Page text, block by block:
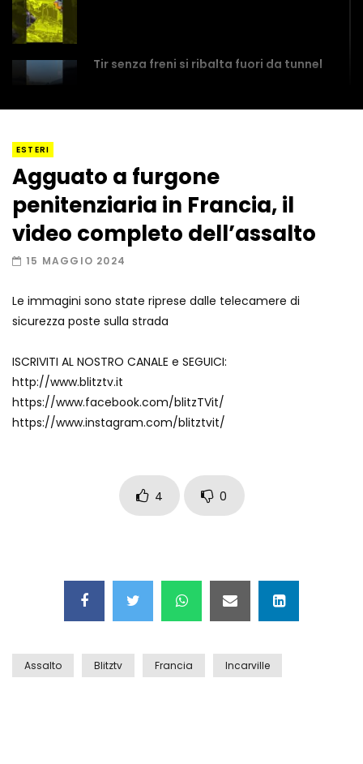
Tir senza freni si ribalta fuori da tunnel
Amiocuggino fa saltare in aria il drone
Record di baci in 30 secondi
Due navi USA si scontrano in mare
incidente
ESTERI
Agguato a furgone
penitenziaria in Francia, il
video completo dell’assalto
15 MAGGIO 2024
Le immagini sono state riprese dalle telecamere di
sicurezza poste sulla strada
ISCRIVITI AL NOSTRO CANALE e SEGUICI:
http://www.blitztv.it
https://www.facebook.com/blitzTVit/
https://www.instagram.com/blitztvit/
4 0
Assalto Blitztv Francia Incarville